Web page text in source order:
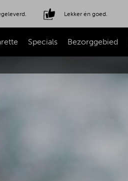
Lekker én goed.
Specials Bezorggebied